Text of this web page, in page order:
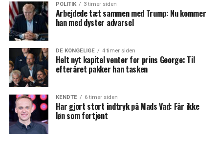
POLITIK 3 timer siden
Arbejdede tæt sammen med Trump: Nu kommer
han med dyster advarsel
DE KONGELIGE 4 timer siden
Helt nyt kapitel venter for prins George: Til
efteråret pakker han tasken
KENDTE 6 timer siden
Har gjort stort indtryk på Mads Vad: Får ikke
løn som fortjent